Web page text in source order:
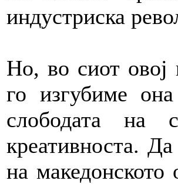
индустриска
Но, во сиот овој
го изгубиме
слободата на
креативноста.
на